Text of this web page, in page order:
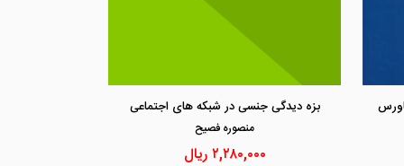
بزه دیدگی جنسی در شبکه های اجتماعی
منصوره فصيح
۲,۲۸۰,۰۰۰ریال